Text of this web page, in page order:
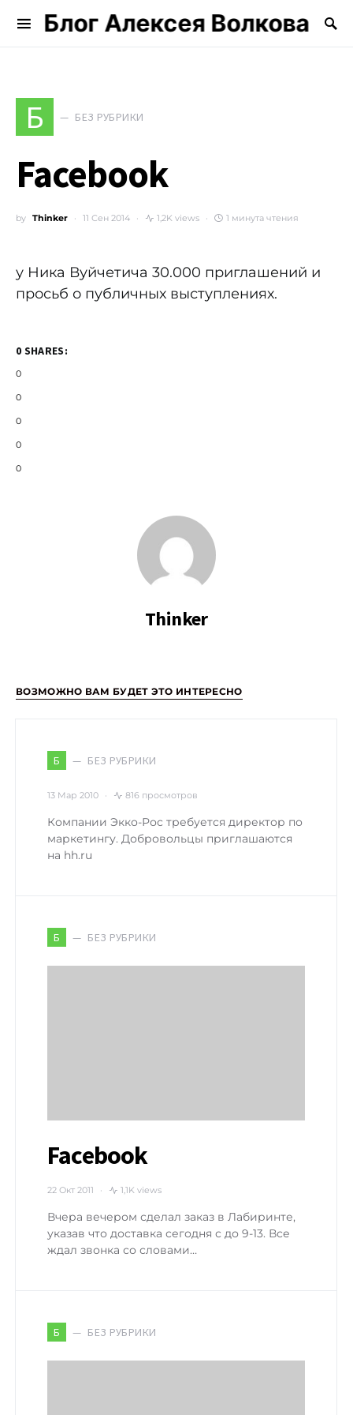
Блог Алексея Волкова
Search for:
Б БЕЗ РУБРИКИ
Facebook
by Thinker 11 Сен 2014 1,2K views 1 минута чтения
у Ника Вуйчетича 30.000 приглашений и
просьб о публичных выступлениях.
0 SHARES:
0
0
0
0
0
Thinker
ВОЗМОЖНО ВАМ БУДЕТ ЭТО ИНТЕРЕСНО
Б БЕЗ РУБРИКИ
13 Мар 2010 816 просмотров
Компании Экко-Рос требуется директор по
маркетингу. Добровольцы приглашаются
на hh.ru
Б БЕЗ РУБРИКИ
Facebook
22 Окт 2011 1,1K views
Вчера вечером сделал заказ в Лабиринте,
указав что доставка сегодня с до 9-13. Все
ждал звонка со словами…
Б БЕЗ РУБРИКИ